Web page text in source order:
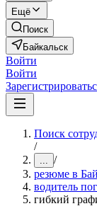
Ещё
Поиск
Байкальск
Войти
Войти
Поиск
/
... /
резюме в
водитель
гибкий